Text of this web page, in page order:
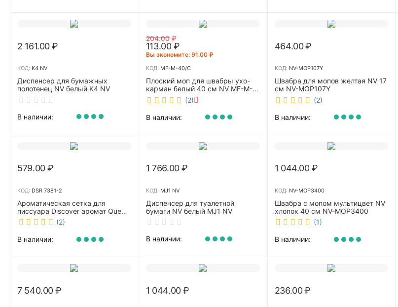
2 161.00₽
КОД: K4 NV
Диспенсер для бумажных
полотенец NV белый K4 NV
В наличии:
204.00 ₽
113.00 ₽
Вы экономите: 91.00 ₽
КОД: MF-M-40/C
Плоский моп для швабры ухо-
карман белый 40 см NV MF-M-
40/C
(2)
В наличии:
464.00₽
КОД: NV-MOP107Y
Швабра для мопов желтая NV 17
см NV-MOP107Y
(2)
В наличии:
579.00₽
КОД: DSR 7381-2
Ароматическая сетка для
писсуара Discover аромат Queen
DSR 7381-2 (2)
В наличии:
1 766.00₽
КОД: MJ1 NV
Диспенсер для туалетной
бумаги NV белый MJ1 NV
В наличии:
1 044.00 ₽
КОД: NV-MOP3400
Швабра с мопом мультицвет NV
хлопок 40 см NV-MOP3400
(1)
В наличии:
7 540.00₽ 1 044.00₽ 236.00₽